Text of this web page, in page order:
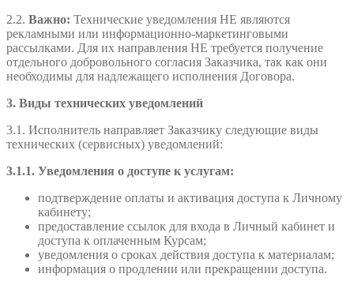
2.2. Важно: Технические уведомления НЕ являются
рекламными или информационно-маркетинговыми
рассылками. Для их направления НЕ требуется получение
отдельного добровольного согласия Заказчика, так как они
необходимы для надлежащего исполнения Договора.
3. Виды технических уведомлений
3.1. Исполнитель направляет Заказчику следующие виды
технических (сервисных) уведомлений:
3.1.1. Уведомления о доступе к услугам:
подтверждение оплаты и активация доступа к Личному
кабинету;
предоставление ссылок для входа в Личный кабинет и
доступа к оплаченным Курсам;
уведомления о сроках действия доступа к материалам;
информация о продлении или прекращении доступа.